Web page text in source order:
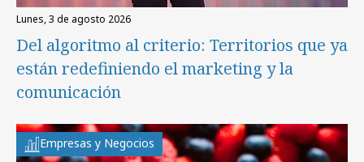
lunes, 3 de agosto 2026
Del algoritmo al criterio: Territorios que ya
están redefiniendo el marketing y la
comunicación
Empresas y Negocios